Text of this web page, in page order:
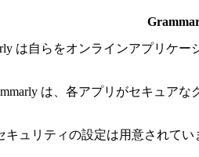
は自らをオンラインアプリケ
は、各アプリがセキュア
キュリティの設定は用意されて